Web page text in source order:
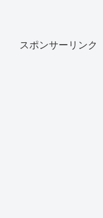
スポンサーリンク